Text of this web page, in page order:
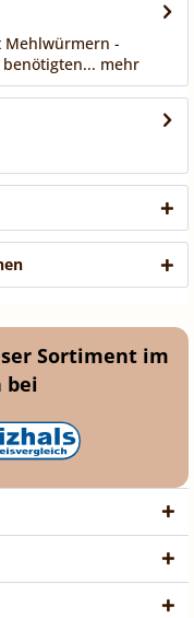
Mehlwürmern -
benötigten... mehr
Sortiment im
bei